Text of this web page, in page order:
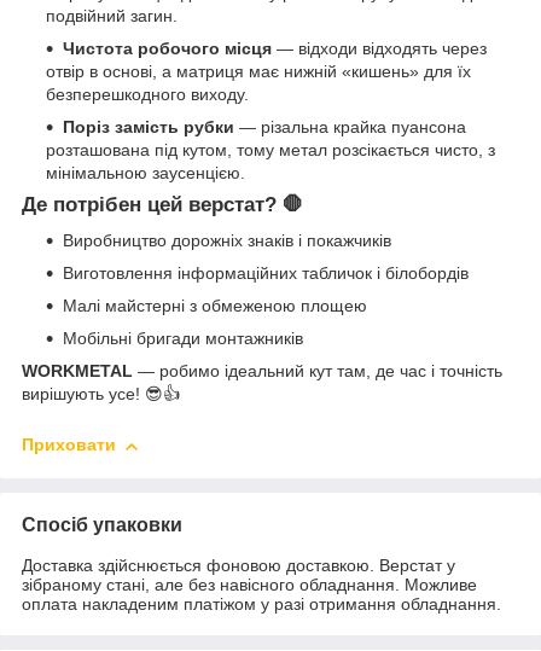
подвійний загин.
Чистота робочого місця — відходи відходять через
отвір в основі, а матриця має нижній «кишень» для їх
безперешкодного виходу.
Поріз замість рубки — різальна крайка пуансона
розташована під кутом, тому метал розсікається чисто, з
мінімальною заусенцією.
Де потрібен цей верстат? 🛑
Виробництво дорожніх знаків і покажчиків
Виготовлення інформаційних табличок і білобордів
Малі майстерні з обмеженою площею
Мобільні бригади монтажників
WORKMETAL — робимо ідеальний кут там, де час і точність
вирішують усе! 😎👍
Приховати
Спосіб упаковки
Доставка здійснюється фоновою доставкою. Верстат у
зібраному стані, але без навісного обладнання. Можливе
оплата накладеним платіжом у разі отримання обладнання.